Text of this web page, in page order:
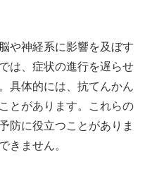
や神経系に影響を及ぼす
は、症状の進行を遅らせ
具体的には、抗てんかん
とがあります。これらの
防に役立つことがありま
きません。